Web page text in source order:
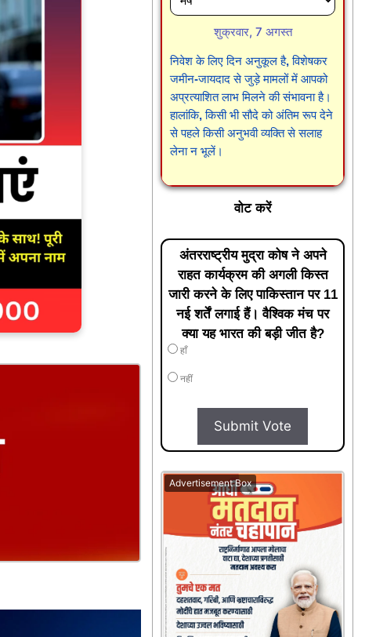
शुक्रवार, 7 अगस्त
निवेश के लिए दिन अनुकूल है, विशेषकर
जमीन-जायदाद से जुड़े मामलों में आपको
अप्रत्याशित लाभ मिलने की संभावना है।
हालांकि, किसी भी सौदे को अंतिम रूप देने
से पहले किसी अनुभवी व्यक्ति से सलाह
लेना न भूलें।
वोट करें
अंतरराष्ट्रीय मुद्रा कोष ने अपने
राहत कार्यक्रम की अगली किस्त
जारी करने के लिए पाकिस्तान पर 11
नई शर्तें लगाई हैं। वैश्विक मंच पर
क्या यह भारत की बड़ी जीत है?
हाँ
नहीं
Submit Vote
Advertisement Box